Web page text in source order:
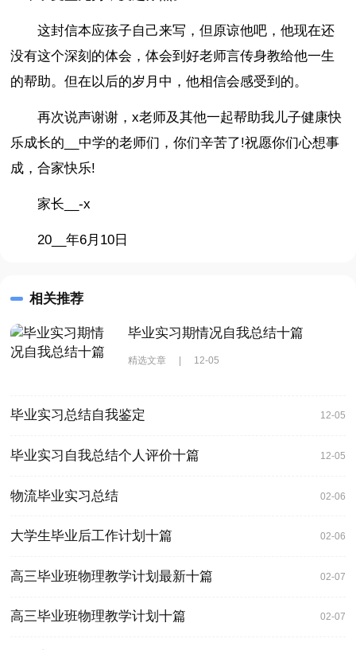
这封信本应孩子自己来写，但原谅他吧，他现在还
没有这个深刻的体会，体会到好老师言传身教给他一生
的帮助。但在以后的岁月中，他相信会感受到的。
再次说声谢谢，x老师及其他一起帮助我儿子健康快
乐成长的__中学的老师们，你们辛苦了!祝愿你们心想事
成，合家快乐!
家长__-x
20__年6月10日
相关推荐
毕业实习期情况自我总结十篇
精选文章 12-05
毕业实习总结自我鉴定 12-05
毕业实习自我总结个人评价十篇 12-05
物流毕业实习总结 02-06
大学生毕业后工作计划十篇 02-06
高三毕业班物理教学计划最新十篇 02-07
高三毕业班物理教学计划十篇 02-07